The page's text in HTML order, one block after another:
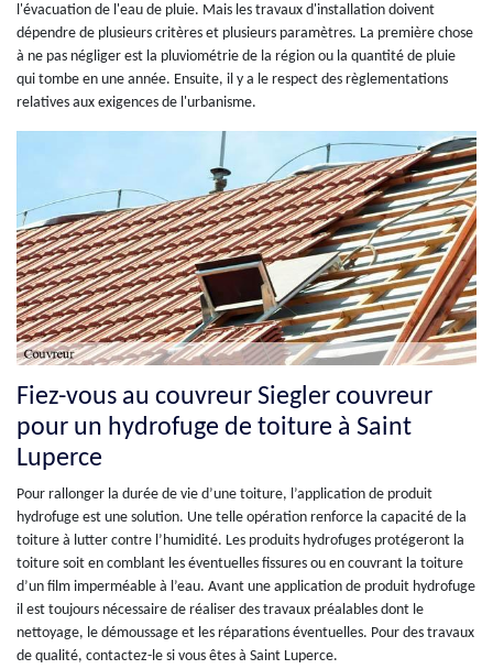
l'évacuation de l'eau de pluie. Mais les travaux d'installation doivent
dépendre de plusieurs critères et plusieurs paramètres. La première chose
à ne pas négliger est la pluviométrie de la région ou la quantité de pluie
qui tombe en une année. Ensuite, il y a le respect des règlementations
relatives aux exigences de l'urbanisme.
Fiez-vous au couvreur Siegler couvreur
pour un hydrofuge de toiture à Saint
Luperce
Pour rallonger la durée de vie d’une toiture, l’application de produit
hydrofuge est une solution. Une telle opération renforce la capacité de la
toiture à lutter contre l’humidité. Les produits hydrofuges protégeront la
toiture soit en comblant les éventuelles fissures ou en couvrant la toiture
d’un film imperméable à l’eau. Avant une application de produit hydrofuge
il est toujours nécessaire de réaliser des travaux préalables dont le
nettoyage, le démoussage et les réparations éventuelles. Pour des travaux
de qualité, contactez-le si vous êtes à Saint Luperce.